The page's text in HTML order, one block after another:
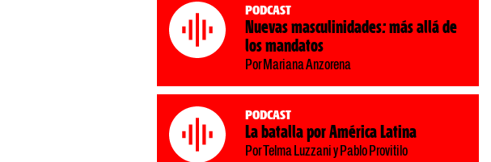
Podcast
Nuevas masculinidades: más allá de
los mandatos
Por Mariana Anzorena
Podcast
La batalla por América Latina
Por Telma Luzzani y Pablo Provitilo